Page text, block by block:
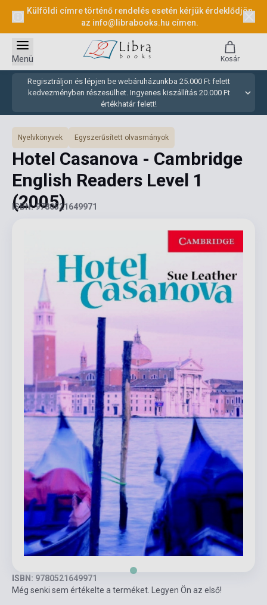
Külföldi címre történő rendelés esetén kérjük érdeklődjön
az info@librabooks.hu címen.
Regisztráljon és lépjen be webáruházunkba 25.000 Ft felett
kedvezményben részesülhet. Ingyenes kiszállítás 20.000 Ft
értékhatár felett!
Menü Kosár
Nyelvkönyvek Egyszerűsített olvasmányok
Hotel Casanova - Cambridge
English Readers Level 1
(2005)
ISBN: 9780521649971
ISBN: 9780521649971
Még senki sem értékelte a terméket. Legyen Ön az első!